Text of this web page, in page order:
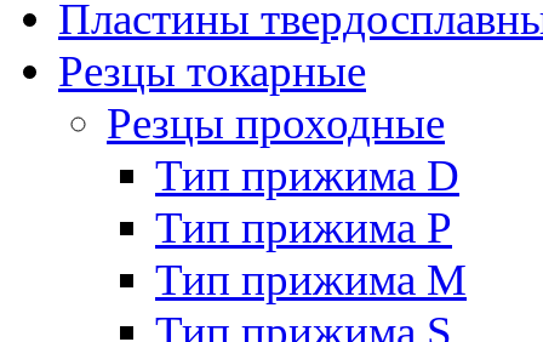
Пластины
Резцы токарные
Резцы проходные
Тип прижима D
Тип прижима P
Тип прижима M
Тип прижима S